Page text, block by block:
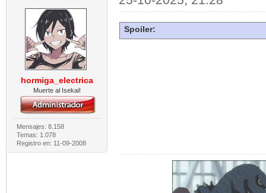
hormiga_electrica
Muerte al Isekai!
Mensajes: 8.158
Temas: 1.078
Registro en: 11-09-2008
Spoiler: